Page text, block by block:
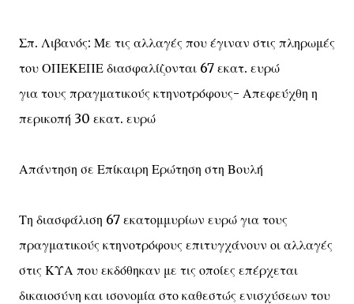
Σπ. Λιβανός: Με τις αλλαγές που έγιναν στις πληρωμές
του ΟΠΕΚΕΠΕ διασφαλίζονται 67 εκατ. ευρώ
για τους πραγματικούς κτηνοτρόφους- Απεφεύχθη η
περικοπή 30 εκατ. ευρώ
Απάντηση σε Επίκαιρη Ερώτηση στη Βουλή
Τη διασφάλιση 67 εκατομμυρίων ευρώ για τους
πραγματικούς κτηνοτρόφους επιτυγχάνουν οι αλλαγές
στις ΚΥΑ που εκδόθηκαν με τις οποίες επέρχεται
δικαιοσύνη και ισονομία στο καθεστώς ενισχύσεων του